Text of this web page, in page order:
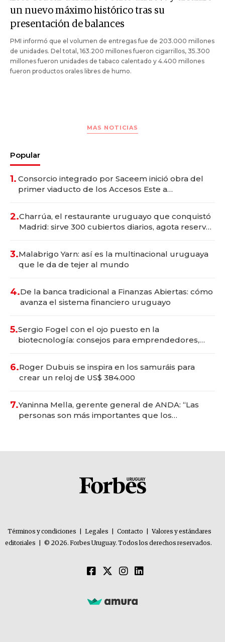
un nuevo máximo histórico tras su
presentación de balances
PMI informó que el volumen de entregas fue de 203.000 millones
de unidades. Del total, 163.200 millones fueron cigarrillos, 35.300
millones fueron unidades de tabaco calentado y 4.400 millones
fueron productos orales libres de humo.
MAS NOTICIAS
Popular
1. Consorcio integrado por Saceem inició obra del
primer viaducto de los Accesos Este a
2.Charrúa, el restaurante uruguayo que conquistó
Madrid: sirve 300 cubiertos diarios, agota reservas
3.Malabrigo Yarn: así es la multinacional uruguaya
que le da de tejer al mundo
4.De la banca tradicional a Finanzas Abiertas: cómo
avanza el sistema financiero uruguayo
5.Sergio Fogel con el ojo puesto en la
biotecnología: consejos para emprendedores,
6.Roger Dubuis se inspira en los samuráis para
crear un reloj de US$ 384.000
7.Yaninna Mella, gerente general de ANDA: “Las
personas son más importantes que los
Términos y condiciones Legales Contacto
Valores y estándares
editoriales
© 2026. Forbes Uruguay. Todos los derechos reservados.